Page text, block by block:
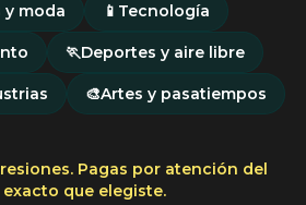
y moda 📱 Tecnología
🏃Deportes y aire libre
🎨Artes y pasatiempos
Pagas por atención del
que elegiste.